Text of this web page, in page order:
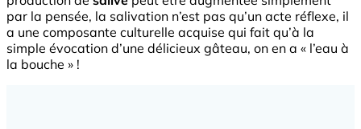
par la pensée, la salivation n’est pas qu’un acte réflexe, il
a une composante culturelle acquise qui fait qu’à la
simple évocation d’une délicieux gâteau, on en a « l’eau à
la bouche » !